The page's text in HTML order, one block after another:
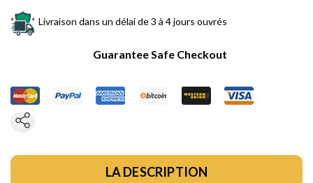
Livraison dans un délai de 3 à 4 jours ouvrés
Guarantee Safe Checkout
LA DESCRIPTION